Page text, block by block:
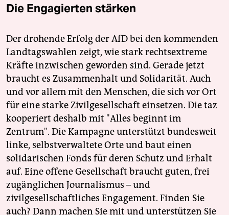
Die Engagierten stärken
Der drohende Erfolg der AfD bei den kommenden
Landtagswahlen zeigt, wie stark rechtsextreme
Kräfte inzwischen geworden sind. Gerade jetzt
braucht es Zusammenhalt und Solidarität. Auch
und vor allem mit den Menschen, die sich vor Ort
für eine starke Zivilgesellschaft einsetzen. Die taz
kooperiert deshalb mit "Alles beginnt im
Zentrum". Die Kampagne unterstützt bundesweit
linke, selbstverwaltete Orte und baut einen
solidarischen Fonds für deren Schutz und Erhalt
auf. Eine offene Gesellschaft braucht guten, frei
zugänglichen Journalismus – und
zivilgesellschaftliches Engagement. Finden Sie
auch? Dann machen Sie mit und unterstützen Sie